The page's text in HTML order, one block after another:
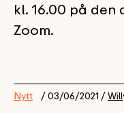
kl. 16.00 på
Zoom.
Nytt / 03/06/2021 /